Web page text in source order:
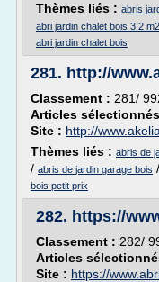
Thèmes liés : abris
abri jardin chalet bois 3 2 m2
abri jardin chalet bois
281. http://
Classement : 281/
Articles
Site : http://
Thèmes liés : abris de
/ abris de jardin garage bois /
bois petit prix
282. https://
Classement : 282/
Articles
Site : https://